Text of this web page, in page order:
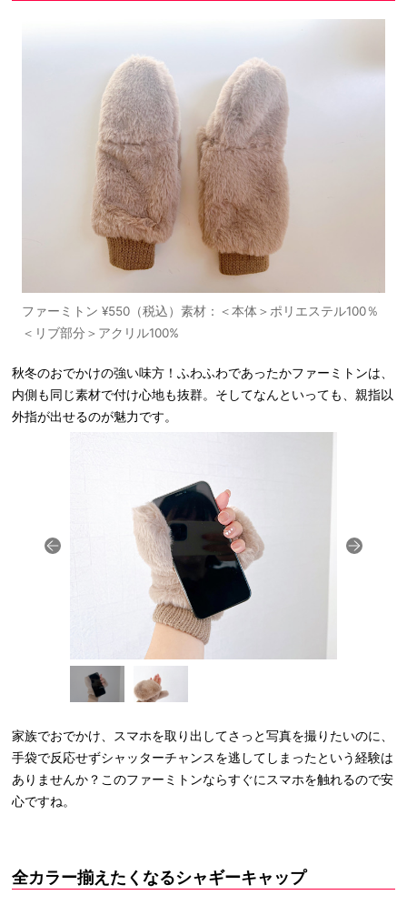
ファーミトン ¥550（税込）素材：＜本体＞ポリエステル100％
＜リブ部分＞アクリル100%
秋冬のおでかけの強い味方！ふわふわであったかファーミトンは、
内側も同じ素材で付け心地も抜群。そしてなんといっても、親指以
外指が出せるのが魅力です。
家族でおでかけ、スマホを取り出してさっと写真を撮りたいのに、
手袋で反応せずシャッターチャンスを逃してしまったという経験は
ありませんか？このファーミトンならすぐにスマホを触れるので安
心ですね。
全カラー揃えたくなるシャギーキャップ